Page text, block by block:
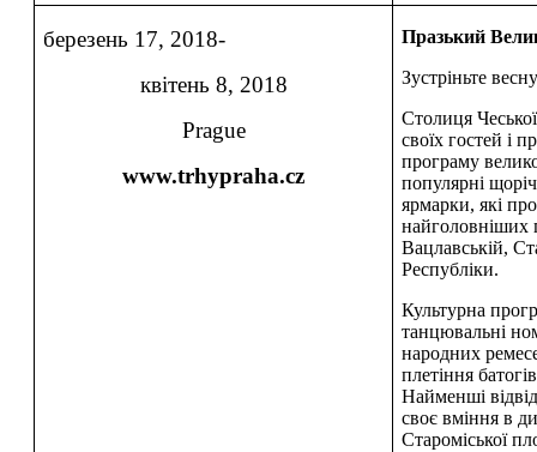
березень 17, 2018-
квітень 8, 2018
Prague
www.trhypraha.cz
Празький
Зустріньте
Столиця
своїх гостей і
програму
популярні
ярмарки, які
найголовніших
Вацлавській,
Республіки.
Культурна
танцювальні
народних
плетіння
Найменші
своє вміння в
Староміської